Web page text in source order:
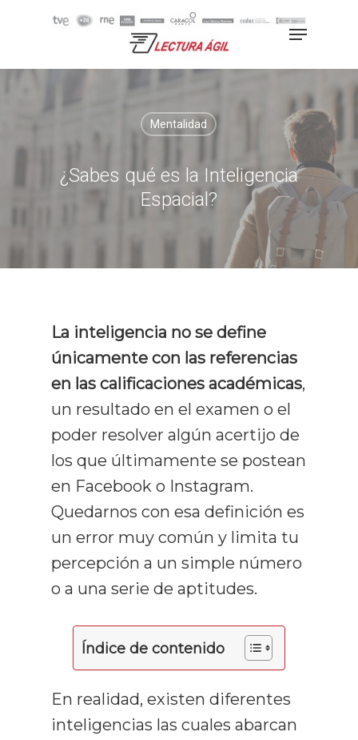
Hit enter to search or ESC to
Mentalidad
¿Sabes qué es la Inteligencia
Espacial?
La inteligencia no se define
únicamente con las referencias
en las calificaciones académicas,
un resultado en el examen o el
poder resolver algún acertijo de
los que últimamente se postean
en Facebook o Instagram.
Quedarnos con esa definición es
un error muy común y limita tu
percepción a un simple número
o a una serie de aptitudes.
Índice de contenido
En realidad, existen diferentes
inteligencias las cuales abarcan